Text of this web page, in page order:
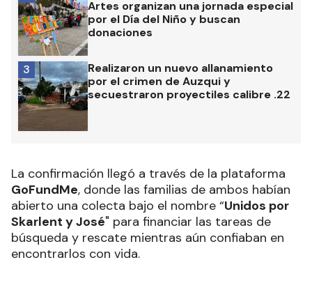
Artes organizan una jornada especial
por el Día del Niño y buscan
donaciones
Realizaron un nuevo allanamiento
por el crimen de Auzqui y
secuestraron proyectiles calibre .22
3
La confirmación llegó a través de la plataforma
GoFundMe, donde las familias de ambos habían
abierto una colecta bajo el nombre “Unidos por
Skarlent y José" para financiar las tareas de
búsqueda y rescate mientras aún confiaban en
encontrarlos con vida.